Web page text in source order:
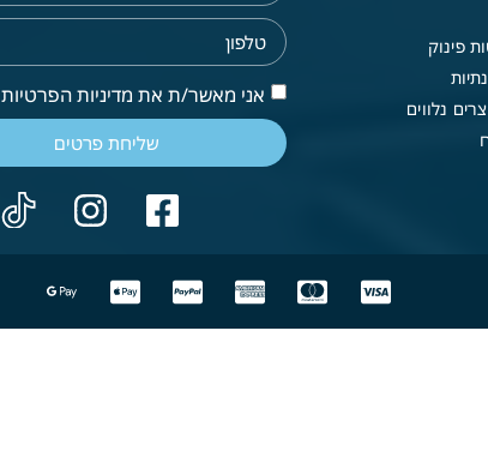
פינוק
נלווים
אני מאשר/ת את מדיניות הפרטיות
שליחת פרטים